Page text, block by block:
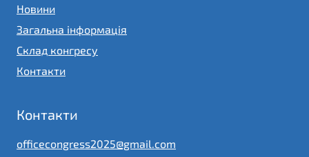
Новини
Загальна інформація
Склад конгресу
Контакти
Контакти
officecongress2025@gmail.com